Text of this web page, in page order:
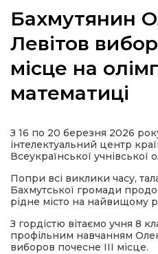
політика
місія
Бахмутянин
Левітов
місце на
математиці
З 16 по 20 березня 2026
інтелектуальний центр
Всеукраїнської учнівської
Попри всі виклики часу,
Бахмутської громади
рідне місто на найвищому
З гордістю вітаємо учня 8
профільним навчанням
виборов почесне ІІІ місце.